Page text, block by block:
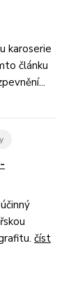
karoserie
článku
číst